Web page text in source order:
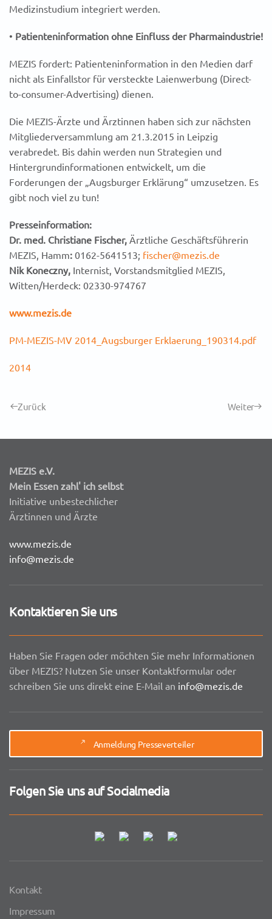
Medizinstudium integriert werden.
• Patienteninformation ohne Einfluss der Pharmaindustrie!
MEZIS fordert: Patienteninformation in den Medien darf
nicht als Einfallstor für versteckte Laienwerbung (Direct-
to-consumer-Advertising) dienen.
Die MEZIS-Ärzte und Ärztinnen haben sich zur nächsten
Mitgliederversammlung am 21.3.2015 in Leipzig
verabredet. Bis dahin werden nun Strategien und
Hintergrundinformationen entwickelt, um die
Forderungen der „Augsburger Erklärung“ umzusetzen. Es
gibt noch viel zu tun!
Presseinformation:
Dr. med. Christiane Fischer, Ärztliche Geschäftsführerin
MEZIS, Hamm: 0162-5641513; fischer@mezis.de
Nik Koneczny, Internist, Vorstandsmitglied MEZIS,
Witten/Herdeck: 02330-974767
www.mezis.de
PM-MEZIS-MV 2014_Augsburger Erklaerung_190314.pdf
2014
Zurück Weiter
MEZIS e.V.
Mein Essen zahl' ich selbst
Initiative unbestechlicher
Ärztinnen und Ärzte
www.mezis.de
info@mezis.de
Kontaktieren Sie uns
Haben Sie Fragen oder möchten Sie mehr Informationen
über MEZIS? Nutzen Sie unser Kontaktformular oder
schreiben Sie uns direkt eine E-Mail an info@mezis.de
Anmeldung Presseverteiler
Folgen Sie uns auf Socialmedia
Kontakt
Impressum